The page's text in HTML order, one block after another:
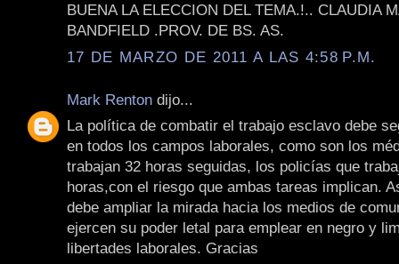
BUENA LA ELECCION DEL TEMA.!.. CLAUDIA
BANDFIELD .PROV. DE BS. AS.
17 DE MARZO DE 2011 A LAS 4:58 P.M.
Mark Renton dijo...
La política de combatir el trabajo esclavo debe
en todos los campos laborales, como son los
trabajan 32 horas seguidas, los policías que
horas,con el riesgo que ambas tareas implican.
debe ampliar la mirada hacia los medios de
ejercen su poder letal para emplear en negro y
libertades laborales. Gracias